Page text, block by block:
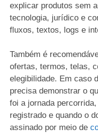
explicar produtos sem
tecnologia, jurídico e
fluxos, textos, logs e
Também é
ofertas, termos, telas,
elegibilidade. Em caso
precisa demonstrar o
foi a jornada
registrado e quando o
assinado por meio de